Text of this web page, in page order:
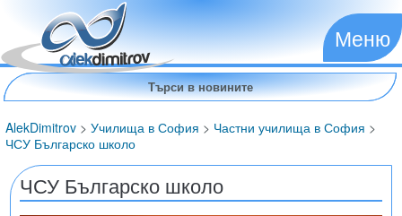
Меню
AlekDimitrov > Училища в София > Частни училища в София >
ЧСУ Българско школо
ЧСУ Българско школо